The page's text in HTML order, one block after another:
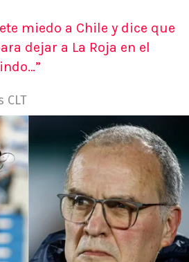
miedo a Chile y dice que
dejar a La Roja en el
CLT